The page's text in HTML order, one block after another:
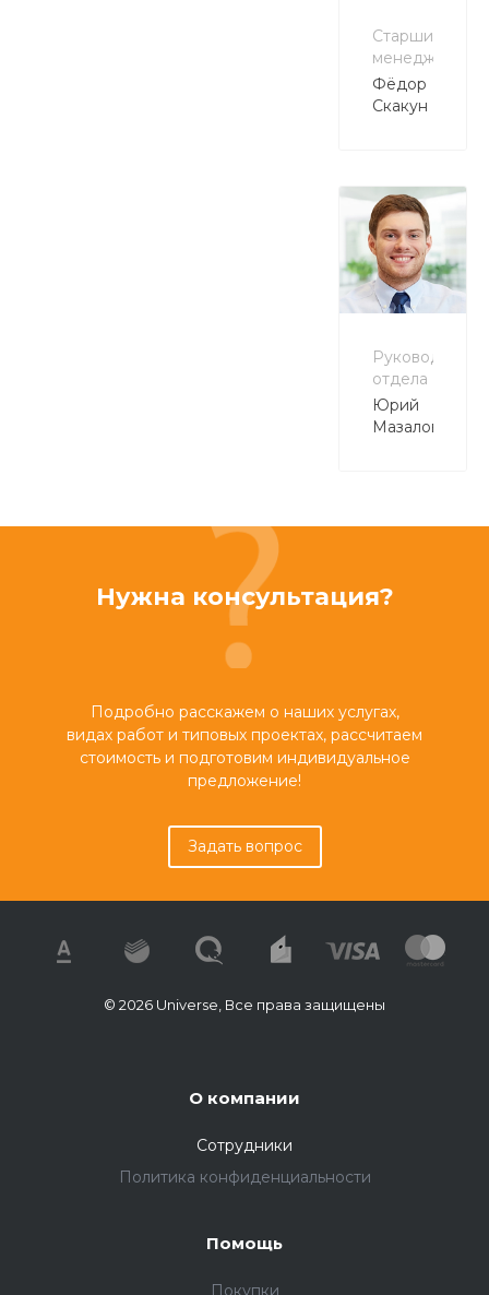
Старший
менеджер
Фёдор
Скакун
Руководитель
отдела
Юрий
Мазалов
Нужна консультация?
Подробно расскажем о наших услугах,
видах работ и типовых проектах, рассчитаем
стоимость и подготовим индивидуальное
предложение!
Задать вопрос
© 2026 Universe, Все права защищены
О компании
Сотрудники
Политика конфиденциальности
Помощь
Покупки